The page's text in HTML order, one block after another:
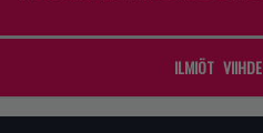
ILMIÖT VIIHDE